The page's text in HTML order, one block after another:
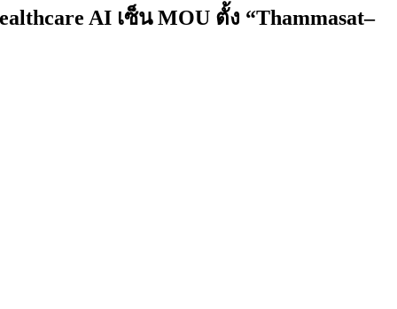
AI เซ็น MOU ตั้ง “Thammasat–